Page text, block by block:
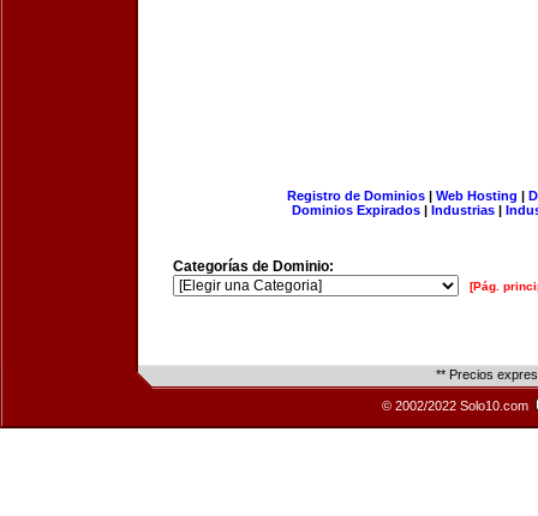
Registro de Dominios| Web Hosting |
Dominios Expirados | Industrias |
Categorías de Dominio:
[Pág.
** Precios
© 2002/2022 Solo10.com